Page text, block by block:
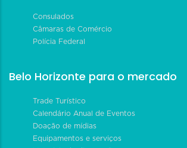
Consulados
Câmaras de Comércio
Polícia Federal
Belo Horizonte para o mercado
Trade Turístico
Calendário Anual de Eventos
Doação de mídias
Equipamentos e serviços